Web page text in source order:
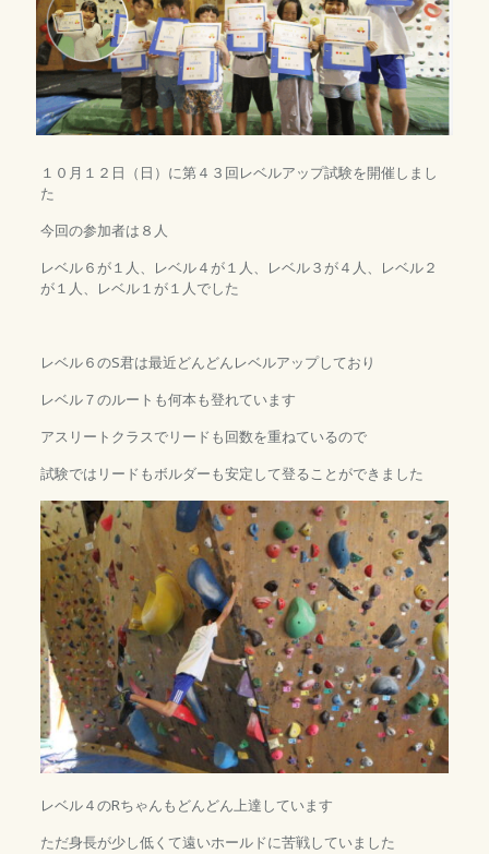
１０月１２日（日）に第４３回レベルアップ試験を開催しまし
た
今回の参加者は８人
レベル６が１人、レベル４が１人、レベル３が４人、レベル２
が１人、レベル１が１人でした
レベル６のS君は最近どんどんレベルアップしており
レベル７のルートも何本も登れています
アスリートクラスでリードも回数を重ねているので
試験ではリードもボルダーも安定して登ることができました
レベル４のRちゃんもどんどん上達しています
ただ身長が少し低くて遠いホールドに苦戦していました